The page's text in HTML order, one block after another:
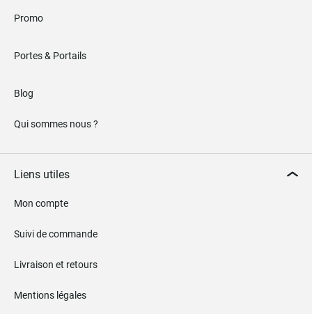
Promo
Portes & Portails
Blog
Qui sommes nous ?
Liens utiles
Mon compte
Suivi de commande
Livraison et retours
Mentions légales